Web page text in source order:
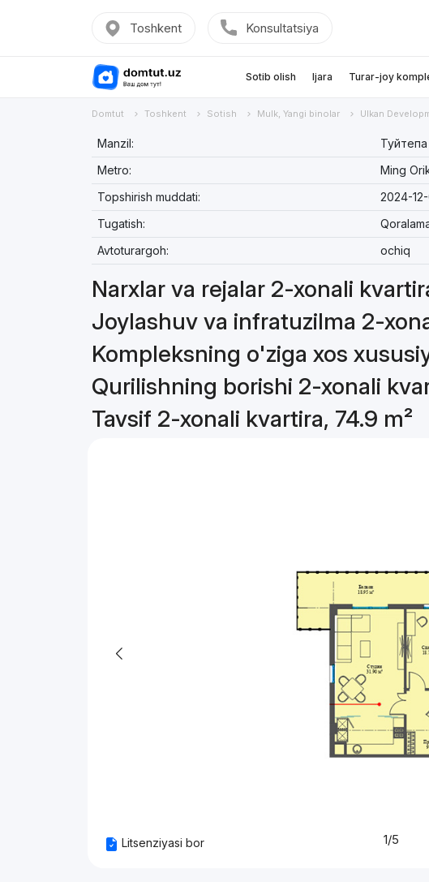
Toshkent Konsultatsiya
Sotib olish Ijara Turar-joy
Domtut Toshkent Sotish Mulk, Yangi binolar Ulkan
Manzil:
Metro:
Ming
Topshirish muddati:
2024-
Tugatish:
Avtoturargoh:
ochiq
Narxlar va rejalar 2-xonali
Joylashuv va infratuzilma 2-
Kompleksning o'ziga xos
Qurilishning borishi 2-xonali
Tavsif 2-xonali kvartira, 74.9 m²
1/5
Litsenziyasi bor